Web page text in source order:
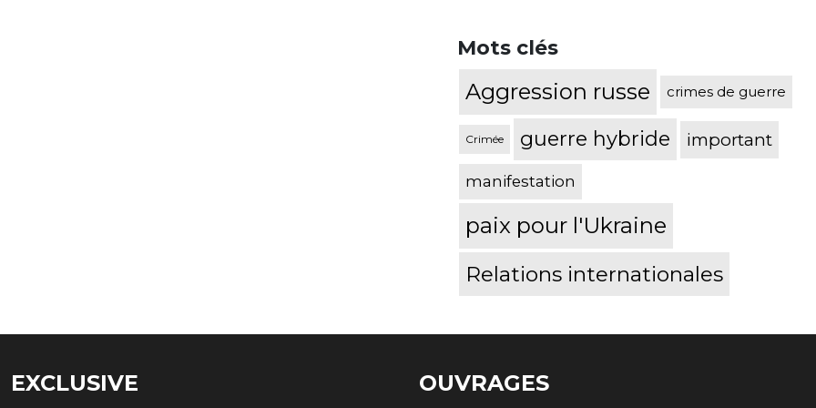
Mots clés
Aggression russe crimes de guerre
Crimée guerre hybride important
manifestation
paix pour l'Ukraine
Relations internationales
EXCLUSIVE OUVRAGES